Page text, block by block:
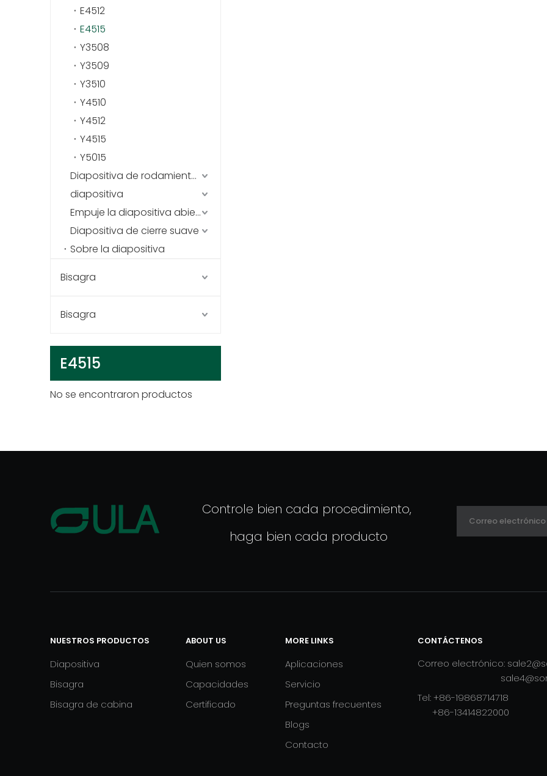
E4512
E4515
Y3508
Y3509
Y3510
Y4510
Y4512
Y4515
Y5015
Diapositiva de rodamiento de bolas (acero inoxidable)
diapositiva
Empuje la diapositiva abierta
Diapositiva de cierre suave
Sobre la diapositiva
Bisagra
Bisagra
E4515
No se encontraron productos
Controle bien cada procedimiento,
haga bien cada producto
NUESTROS PRODUCTOS​​​​​​​
Diapositiva
Bisagra
Bisagra de cabina
ABOUT US
Quien somos
Capacidades
Certificado
MORE LINKS
Aplicaciones
Servicio
Preguntas frecuentes
Blogs
Contacto
CONTÁCTENOS​​​​​​​
Correo electrónico:
Tel: +86-19868714718
+86-13414822000